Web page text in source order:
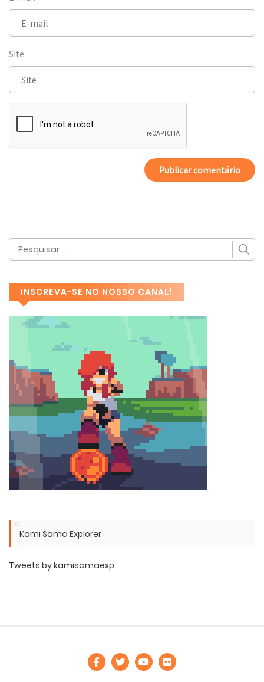
Site
INSCREVA-SE NO NOSSO CANAL!
Kami Sama Explorer
Tweets by kamisamaexp